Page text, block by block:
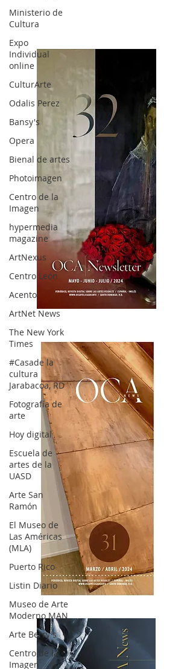
Ministerio de
Cultura
Expo
Individual
online
CulturArte
Odalis Perez
Bansy's
Opera
Bienal de artes
Photoimagen
Centro de la
Imagen
hypermedia
magazine
ArtNexus
Centro León
Acento
ArtNet News
The New York
Times
#Casade la
cultura
Jarabacoa, RD
Fotografía de
arte
Hoy digital
Escuela de
artes de la
UASD
Arte San
Ramón
El Museo de
Las Américas
(MLA)
Puerto Rico
Listin Diario
Museo de Arte
Moderno MAN
Arte Berry's
Centro de la
Imagen
OCA|News 32/ Mayo-Junio-Julio, 2023
OCA|News 31 / Marzo-Abril / 2024